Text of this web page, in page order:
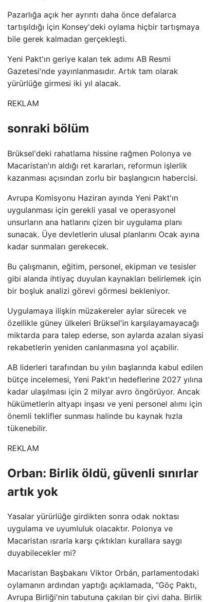
Pazarlığa açık her ayrıntı daha önce defalarca
tartışıldığı için Konsey'deki oylama hiçbir tartışmaya
bile gerek kalmadan gerçekleşti.
Yeni Pakt'ın geriye kalan tek adımı AB Resmi
Gazetesi'nde yayınlanmasıdır. Artık tam olarak
yürürlüğe girmesi iki yıl alacak.
REKLAM
sonraki bölüm
Brüksel'deki rahatlama hissine rağmen Polonya ve
Macaristan'ın aldığı ret kararları, reformun işlerlik
kazanması açısından zorlu bir başlangıcın habercisi.
Avrupa Komisyonu Haziran ayında Yeni Pakt'ın
uygulanması için gerekli yasal ve operasyonel
unsurların ana hatlarını çizen bir uygulama planı
sunacak. Üye devletlerin ulusal planlarını Ocak ayına
kadar sunmaları gerekecek.
Bu çalışmanın, eğitim, personel, ekipman ve tesisler
gibi alanda ihtiyaç duyulan kaynakları belirlemek için
bir boşluk analizi görevi görmesi bekleniyor.
Uygulamaya ilişkin müzakereler aylar sürecek ve
özellikle güney ülkeleri Brüksel'in karşılayamayacağı
miktarda para talep ederse, son aylarda azalan siyasi
rekabetlerin yeniden canlanmasına yol açabilir.
AB liderleri tarafından bu yılın başlarında kabul edilen
bütçe incelemesi, Yeni Pakt'ın hedeflerine 2027 yılına
kadar ulaşılması için 2 milyar avro öngörüyor. Ancak
hükümetlerin altyapı inşası ve yeni personel alımı için
önemli teklifler sunması halinde bu kaynak hızla
tükenebilir.
REKLAM
Orban: Birlik öldü, güvenli sınırlar
artık yok
Yasalar yürürlüğe girdikten sonra odak noktası
uygulama ve uyumluluk olacaktır. Polonya ve
Macaristan ısrarla karşı çıktıkları kurallara saygı
duyabilecekler mi?
Macaristan Başbakanı Viktor Orbán, parlamentodaki
oylamanın ardından yaptığı açıklamada, “Göç Paktı,
Avrupa Birliği'nin tabutuna çakılan bir çivi daha. Birlik